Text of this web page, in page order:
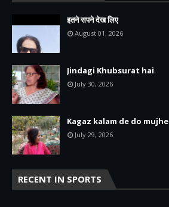
इतने सपने देख लिए
August 01, 2026
Jindagi Khubsurat hai
July 30, 2026
Kagaz kalam de do mujhe
July 29, 2026
RECENT IN SPORTS